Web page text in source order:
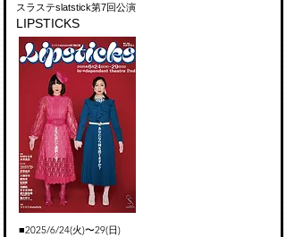
スラステslatstick第7回公演
LIPSTICKS
■2025/6/24(火)〜29(日)